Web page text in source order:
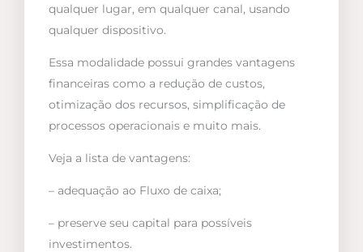
qualquer lugar, em qualquer canal, usando
qualquer dispositivo.
Essa modalidade possui grandes vantagens
financeiras como a redução de custos,
otimização dos recursos, simplificação de
processos operacionais e muito mais.
Veja a lista de vantagens:
– adequação ao Fluxo de caixa;
– preserve seu capital para possíveis
investimentos.